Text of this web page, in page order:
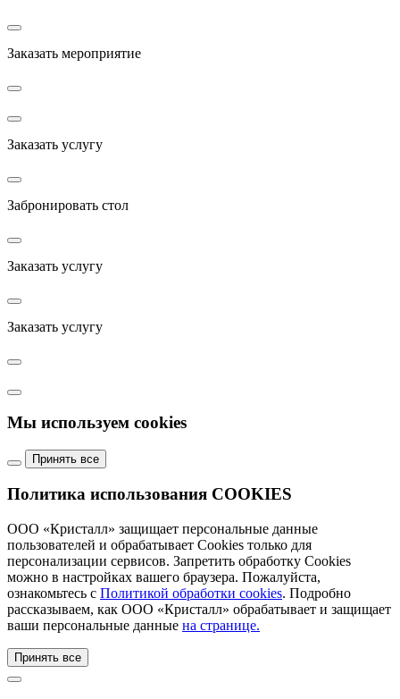
Заказать мероприятие
Заказать услугу
Забронировать стол
Заказать услугу
Заказать услугу
Мы используем cookies
Принять все
Политика использования COOKIES
ООО «Кристалл» защищает персональные данные
пользователей и обрабатывает Cookies только для
персонализации сервисов. Запретить обработку Cookies
можно в настройках вашего браузера. Пожалуйста,
ознакомьтесь с Политикой обработки cookies. Подробно
рассказываем, как ООО «Кристалл» обрабатывает и защищает
ваши персональные данные на странице.
Принять все